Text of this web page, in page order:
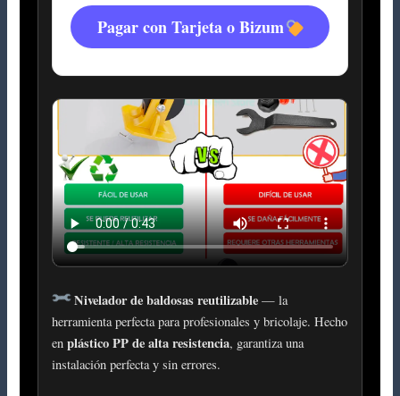
Pagar con Tarjeta o Bizum
Nivelador de baldosas reutilizable— la
herramienta perfecta para profesionales y bricolaje. Hecho
enplástico PP de alta resistencia, garantiza una
instalación perfecta y sin errores.